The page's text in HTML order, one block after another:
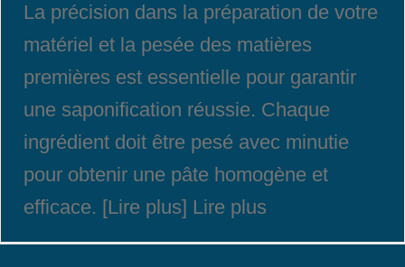
La précision dans la préparation de votre
matériel et la pesée des matières
premières est essentielle pour garantir
une saponification réussie. Chaque
ingrédient doit être pesé avec minutie
pour obtenir une pâte homogène et
efficace. [Lire plus] Lire plus